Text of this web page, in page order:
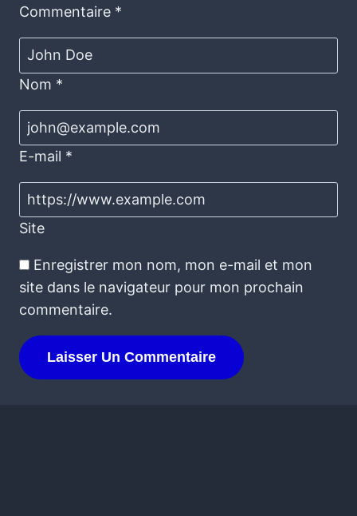
Commentaire *
Nom *
E-mail *
Site
Enregistrer mon nom, mon e-mail et mon
site dans le navigateur pour mon prochain
commentaire.